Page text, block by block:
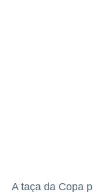
A taça da Copa